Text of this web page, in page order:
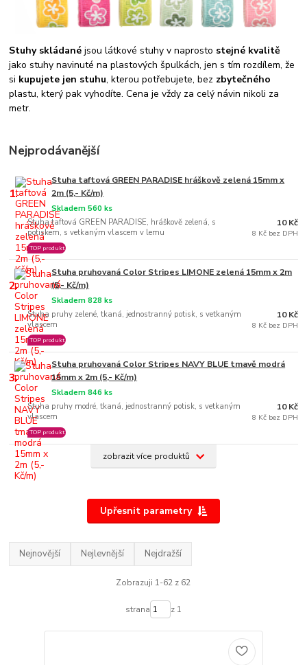
Stuhy skládané jsou látkové stuhy v naprosto stejné kvalitě
jako stuhy navinuté na plastových špulkách, jen s tím rozdílem, že
si kupujete jen stuhu, kterou potřebujete, bez zbytečného
plastu, který pak vyhodíte. Cena je vždy za celý návin nikoli za
metr.
Nejprodávanější
1.
Stuha taftová GREEN PARADISE hráškově zelená 15mm x
2m (5,- Kč/m)
Stuha taftová GREEN PARADISE, hráškově zelená, s
potiskem, s vetkaným vlascem v lemu
Skladem 560 ks
TOP produkt
10 Kč
8 Kč bez DPH
2.
Stuha pruhovaná Color Stripes LIMONE zelená 15mm x 2m
(5,- Kč/m)
Stuha pruhy zelené, tkaná, jednostranný potisk, s vetkaným
vlascem
Skladem 828 ks
TOP produkt
10 Kč
8 Kč bez DPH
3.
Stuha pruhovaná Color Stripes NAVY BLUE tmavě modrá
15mm x 2m (5,- Kč/m)
Stuha pruhy modré, tkaná, jednostranný potisk, s vetkaným
vlascem
Skladem 846 ks
TOP produkt
10 Kč
8 Kč bez DPH
zobrazit více produktů
Upřesnit parametry
Nejnovější Nejlevnější Nejdražší
Zobrazuji 1-62 z 62
strana z 1